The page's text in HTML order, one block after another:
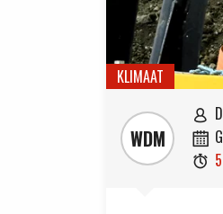
KLIMAAT
WDM


 5